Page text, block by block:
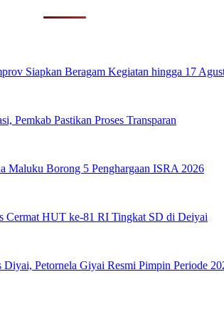
Siapkan Beragam Kegiatan hingga 17
Pemkab Pastikan Proses Transparan
Maluku Borong 5 Penghargaan ISRA 2026
Cermat HUT ke-81 RI Tingkat SD di Deiyai
Petornela Giyai Resmi Pimpin Periode